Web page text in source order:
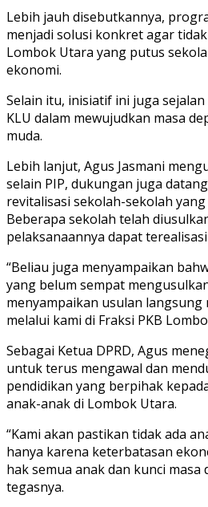
Komisi X DPR RI, H.
Lalu Hadrian Irfani
saat penyerahan SK
PIP di SMAN 1
Lebih jauh disebutkannya,
menjadi solusi konkret agar
Lombok Utara yang putus
ekonomi.
Selain itu, inisiatif ini juga sejalan
KLU dalam mewujudkan masa
muda.
Lebih lanjut, Agus Jasmani
selain PIP, dukungan juga
revitalisasi sekolah-sekolah
Beberapa sekolah telah
pelaksanaannya dapat
“Beliau juga menyampaikan
yang belum sempat
menyampaikan usulan langsung
melalui kami di Fraksi PKB
Sebagai Ketua DPRD, Agus
untuk terus mengawal dan
pendidikan yang berpihak
anak-anak di Lombok Utara.
“Kami akan pastikan tidak ada
hanya karena keterbatasan
hak semua anak dan kunci masa
tegasnya.